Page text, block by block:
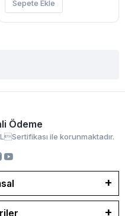
Sepete Ekle
Ödeme
ile korunmaktadır.